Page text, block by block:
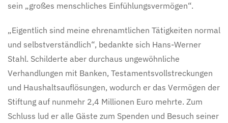
sein „großes menschliches Einfühlungsvermögen“.
„Eigentlich sind meine ehrenamtlichen Tätigkeiten normal
und selbstverständlich“, bedankte sich Hans-Werner
Stahl. Schilderte aber durchaus ungewöhnliche
Verhandlungen mit Banken, Testamentsvollstreckungen
und Haushaltsauflösungen, wodurch er das Vermögen der
Stiftung auf nunmehr 2,4 Millionen Euro mehrte. Zum
Schluss lud er alle Gäste zum Spenden und Besuch seiner